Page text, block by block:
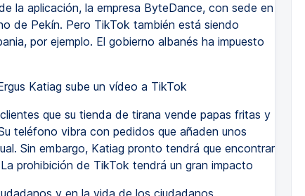
la aplicación, la empresa ByteDance, con sede en
de Pekín. Pero TikTok también está siendo
por ejemplo. El gobierno albanés ha impuesto
Katiag sube un vídeo a TikTok
que su tienda de tirana vende papas fritas y
teléfono vibra con pedidos que añaden unos
Sin embargo, Katiag pronto tendrá que encontrar
prohibición de TikTok tendrá un gran impacto
y en la vida de los ciudadanos.